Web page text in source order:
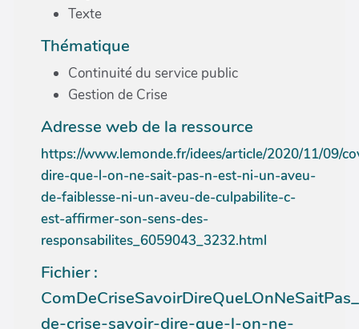
Texte
Thématique
Continuité du service public
Gestion de Crise
Adresse web de la ressource
https://www.lemonde.fr/idees/article/2020/11/09/
dire-que-l-on-ne-sait-pas-n-est-ni-un-aveu-
de-faiblesse-ni-un-aveu-de-culpabilite-c-
est-affirmer-son-sens-des-
responsabilites_6059043_3232.html
Fichier :
de-crise-savoir-dire-que-l-on-ne-